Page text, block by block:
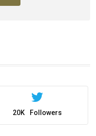
20K Followers